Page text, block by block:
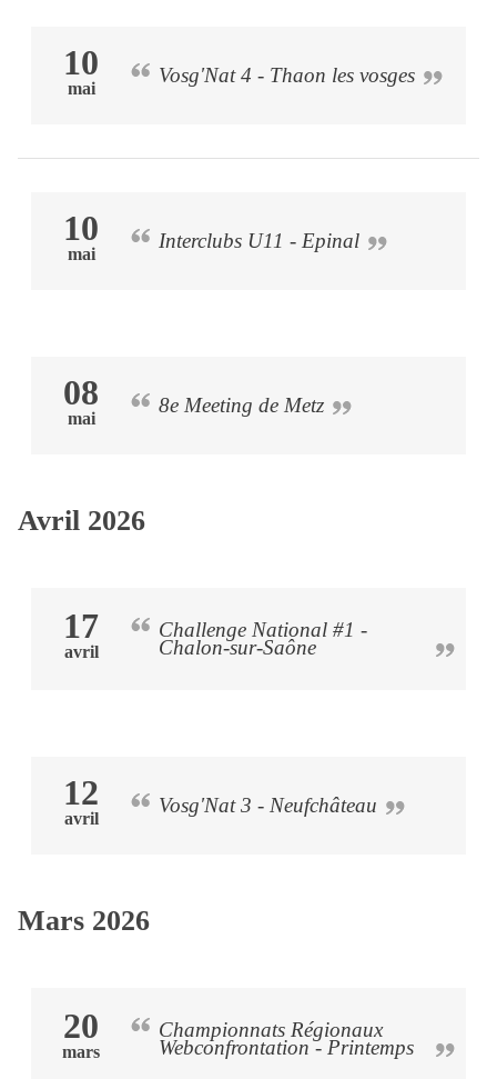
10
mai
Vosg'Nat 4 - Thaon les vosges
10
mai
Interclubs U11 - Epinal
08
mai
8e Meeting de Metz
Avril 2026
17
avril
Challenge National #1 -
Chalon-sur-Saône
12
avril
Vosg'Nat 3 - Neufchâteau
Mars 2026
20
mars
Championnats Régionaux
Webconfrontation - Printemps